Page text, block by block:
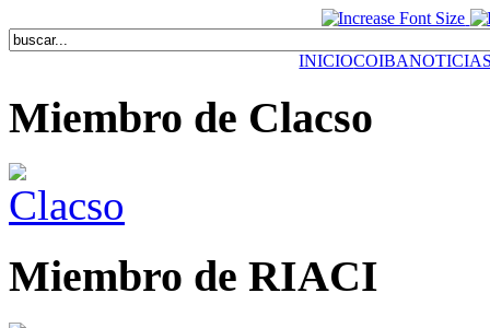
INICIOCOIBA
Miembro de Clacso
Miembro de RIACI